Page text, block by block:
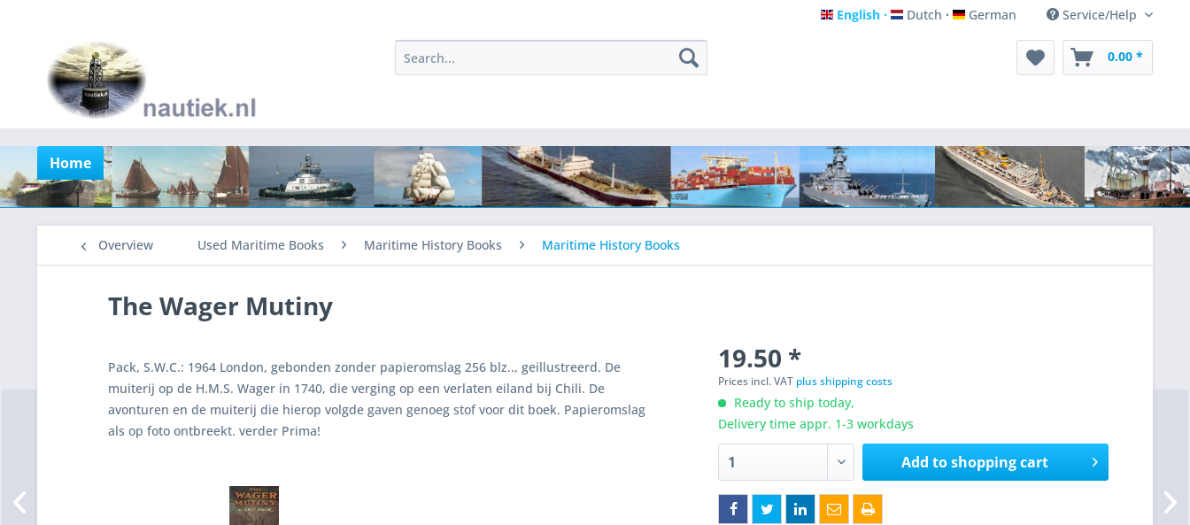
English
English Dutch
Dutch German
German Service/Help
0.00 *
Home
Overview Used Maritime Books Maritime History Books Maritime History Books
The Wager Mutiny
Pack, S.W.C.: 1964 London, gebonden zonder papieromslag 256 blz.., geillustreerd. De
muiterij op de H.M.S. Wager in 1740, die verging op een verlaten eiland bij Chili. De
avonturen en de muiterij die hierop volgde gaven genoeg stof voor dit boek. Papieromslag
als op foto ontbreekt. verder Prima!
19.50 *
Prices incl. VAT plus shipping costs
Ready to ship today,
Delivery time appr. 1-3 workdays
Add toshopping cart